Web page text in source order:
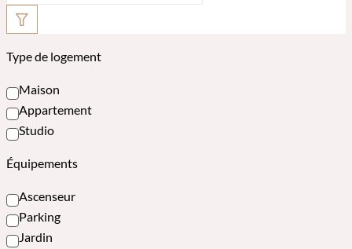
Type de logement
Maison
Appartement
Studio
Équipements
Ascenseur
Parking
Jardin